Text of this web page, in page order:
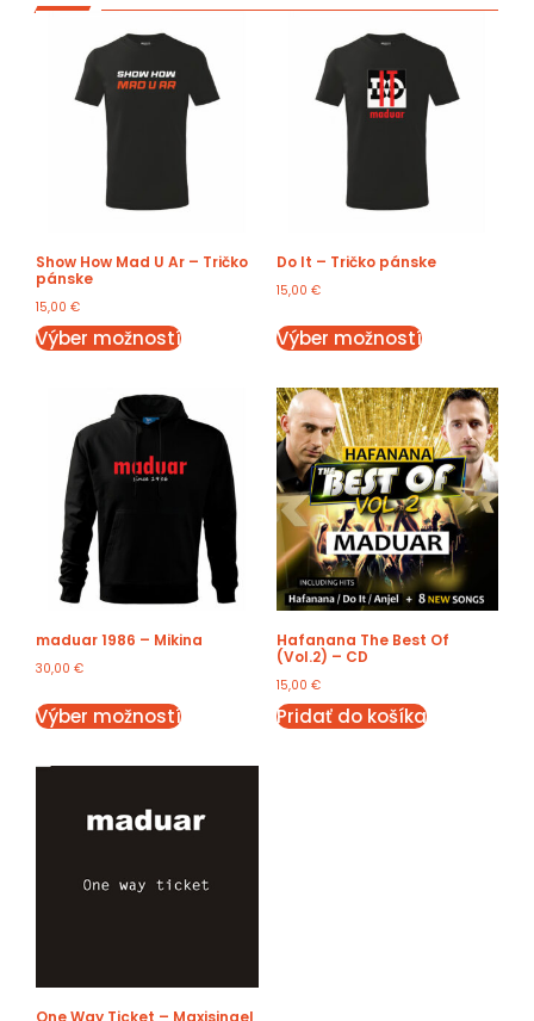
Show How Mad U Ar – Tričko
pánske
15,00 €
Výber možností
Do It – Tričko pánske
15,00 €
Výber možností
maduar 1986 – Mikina
30,00 €
Výber možností
Hafanana The Best Of
(Vol.2) – CD
15,00 €
Pridať do košíka